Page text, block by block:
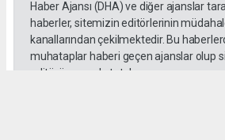
Haber Ajansı (DHA) ve diğer ajanslar
haberler, sitemizin editörlerinin
kanallarından çekilmektedir. Bu
muhataplar haberi geçen ajanslar olup
editörü sorumlu tutulamaz...